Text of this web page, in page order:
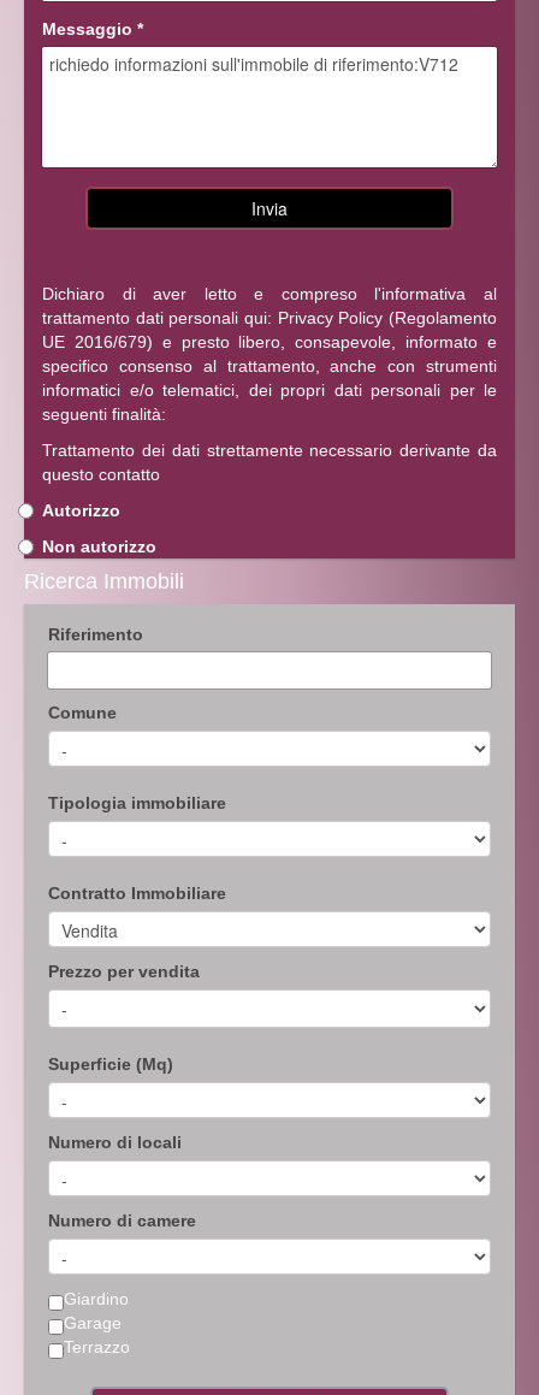
Messaggio *
Dichiaro di aver letto e compreso l'informativa al
trattamento dati personali qui: Privacy Policy (Regolamento
UE 2016/679) e presto libero, consapevole, informato e
specifico consenso al trattamento, anche con strumenti
informatici e/o telematici, dei propri dati personali per le
seguenti finalità:
Trattamento dei dati strettamente necessario derivante da
questo contatto
Autorizzo
Non autorizzo
Ricerca Immobili
Riferimento
Comune
Tipologia immobiliare
Contratto Immobiliare
Prezzo per vendita
Superficie (Mq)
Numero di locali
Numero di camere
Giardino
Garage
Terrazzo